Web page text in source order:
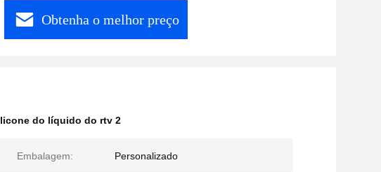
Obtenha o melhor preço
do líquido do rtv 2
Embalagem: Personalizado